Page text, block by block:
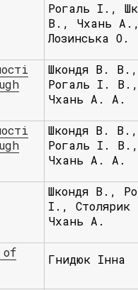
Рогаль І.,
В., Чхань А.,
Лозинська О.
Шкондя В. В.,
Рогаль І. В.,
Чхань А. А.
Шкондя В. В.,
Рогаль І. В.,
Чхань А. А.
Шкондя В.,
І., Столярик
Чхань А.
of
Гнидюк Інна